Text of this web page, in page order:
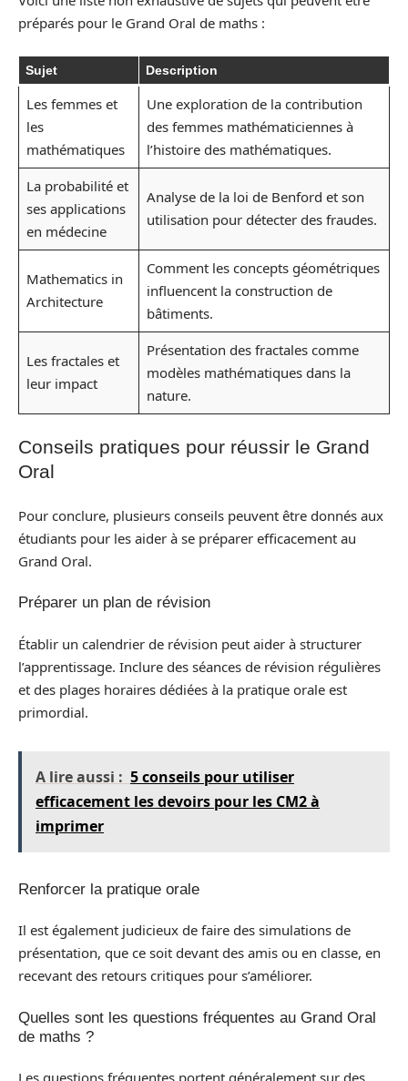
préparés pour le Grand Oral de maths :
Sujet Description
Les femmes et
les
mathématiques
Une exploration de la contribution
des femmes mathématiciennes à
l’histoire des mathématiques.
La probabilité et
ses applications
en médecine
Analyse de la loi de Benford et son
utilisation pour détecter des fraudes.
Mathematics in
Architecture
Comment les concepts géométriques
influencent la construction de
bâtiments.
Les fractales et
leur impact
Présentation des fractales comme
modèles mathématiques dans la
nature.
Conseils pratiques pour réussir le Grand
Oral
Pour conclure, plusieurs conseils peuvent être donnés aux
étudiants pour les aider à se préparer efficacement au
Grand Oral.
Préparer un plan de révision
Établir un calendrier de révision peut aider à structurer
l’apprentissage. Inclure des séances de révision régulières
et des plages horaires dédiées à la pratique orale est
primordial.
A lire aussi : 5 conseils pour utiliser
efficacement les devoirs pour les CM2 à
imprimer
Renforcer la pratique orale
Il est également judicieux de faire des simulations de
présentation, que ce soit devant des amis ou en classe, en
recevant des retours critiques pour s’améliorer.
Quelles sont les questions fréquentes au Grand Oral
de maths ?
Les questions fréquentes portent généralement sur des